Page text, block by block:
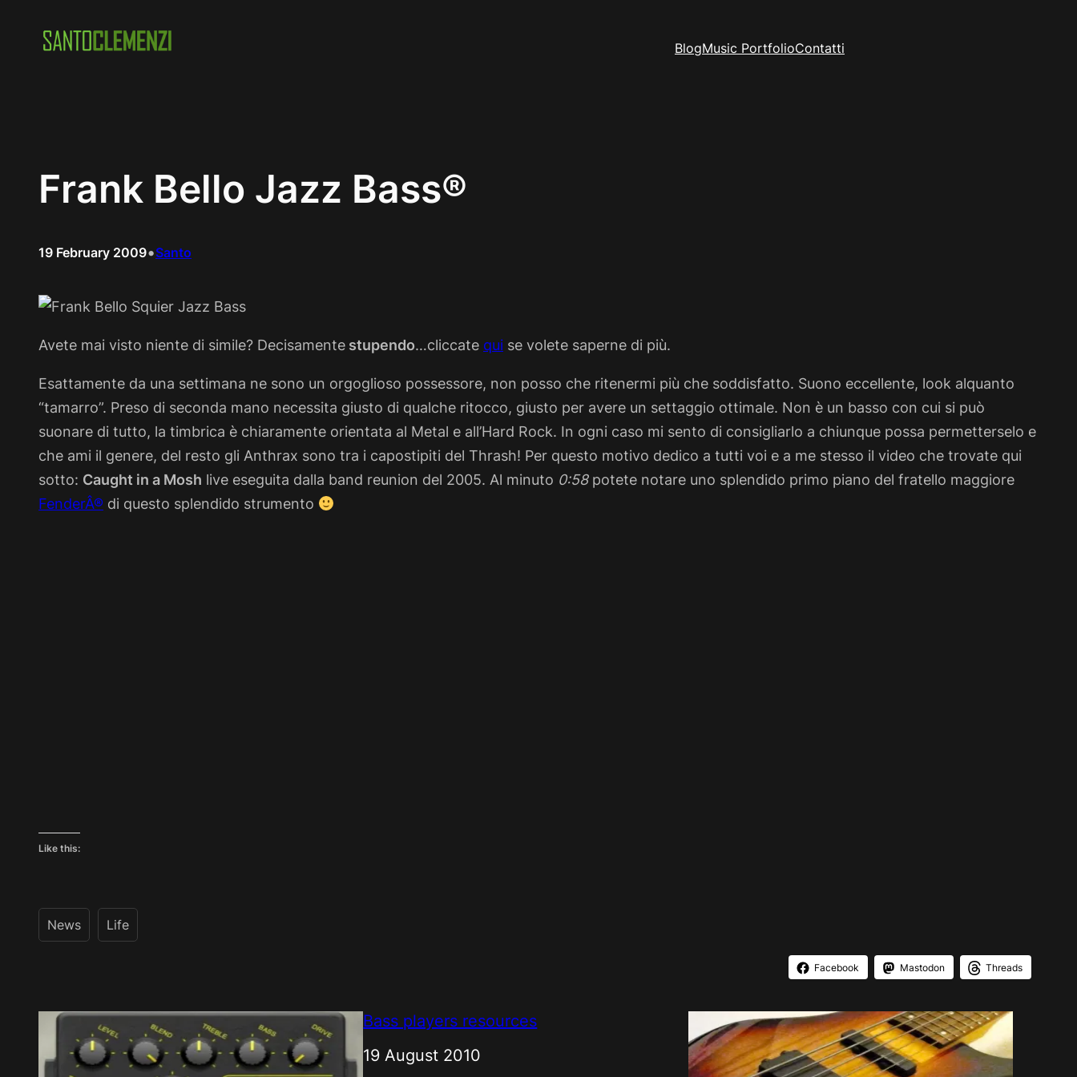
BlogMusic PortfolioContatti
Frank Bello Jazz Bass®
19 February 2009•Santo
Avete mai visto niente di simile? Decisamente stupendo…cliccate qui se volete saperne di più.
Esattamente da una settimana ne sono un orgoglioso possessore, non posso che ritenermi più che soddisfatto. Suono eccellente, look alquanto
“tamarro”. Preso di seconda mano necessita giusto di qualche ritocco, giusto per avere un settaggio ottimale. Non è un basso con cui si può
suonare di tutto, la timbrica è chiaramente orientata al Metal e all’Hard Rock. In ogni caso mi sento di consigliarlo a chiunque possa permetterselo e
che ami il genere, del resto gli Anthrax sono tra i capostipiti del Thrash! Per questo motivo dedico a tutti voi e a me stesso il video che trovate qui
sotto: Caught in a Mosh live eseguita dalla band reunion del 2005. Al minuto 0:58potete notare uno splendido primo piano del fratello maggiore
FenderÂ® di questo splendido strumento
Like this:
News Life
Facebook Mastodon Threads
Bass players resources
Date
19 August 2010